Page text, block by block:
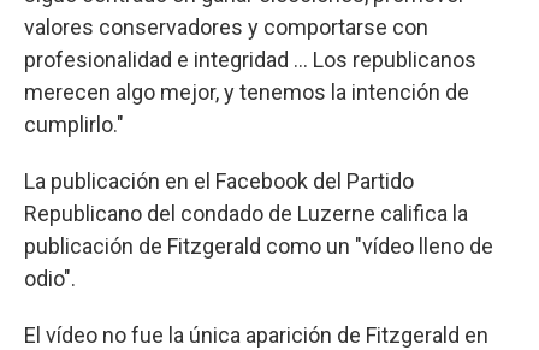
valores conservadores y comportarse con
profesionalidad e integridad ... Los republicanos
merecen algo mejor, y tenemos la intención de
cumplirlo."
La publicación en el Facebook del Partido
Republicano del condado de Luzerne califica la
publicación de Fitzgerald como un "vídeo lleno de
odio".
El vídeo no fue la única aparición de Fitzgerald en